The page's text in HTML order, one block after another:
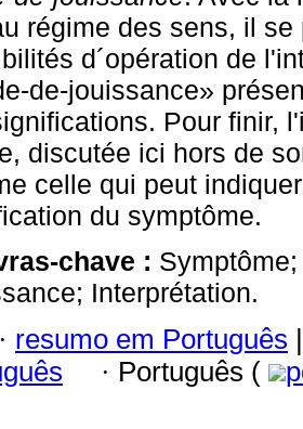
régime des sens, il
d´opération de
de-jouissance»
Pour finir,
discutée ici hors de
celle qui peut
du symptôme.
chave :
Interprétation.
· resumo em Português |
· Português (